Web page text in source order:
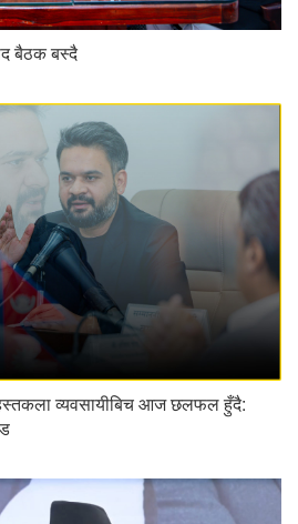
बैठक बस्दै
हस्तकला व्यवसायीबिच आज छलफल हुँदै: